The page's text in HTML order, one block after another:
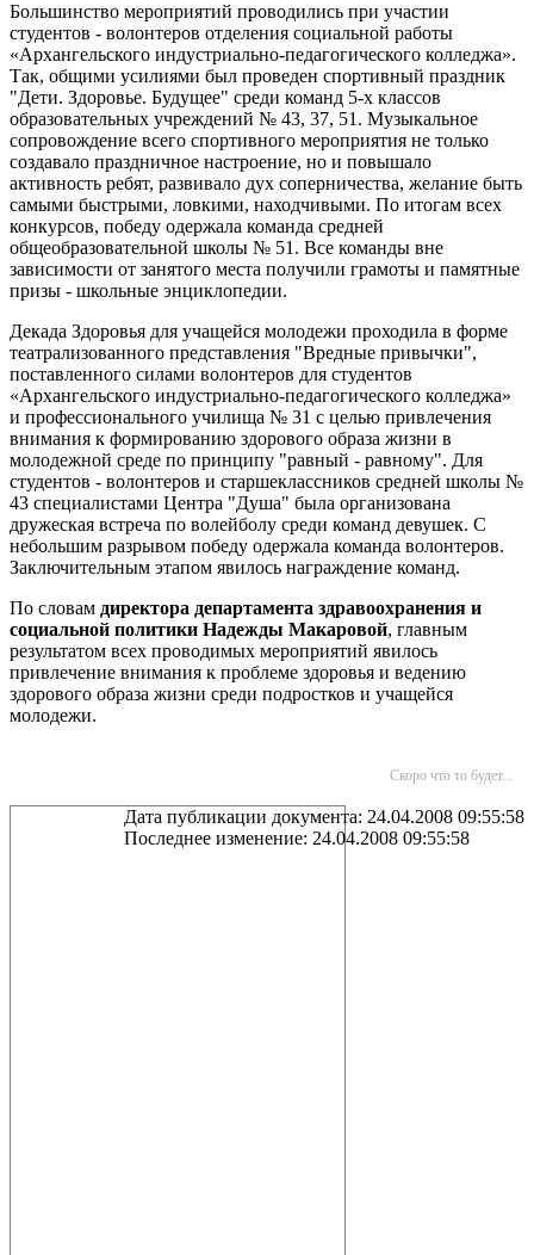
Большинство мероприятий проводились при участии
студентов - волонтеров отделения социальной работы
«Архангельского индустриально-педагогического колледжа».
Так, общими усилиями был проведен спортивный праздник
"Дети. Здоровье. Будущее" среди команд 5-х классов
образовательных учреждений № 43, 37, 51. Музыкальное
сопровождение всего спортивного мероприятия не только
создавало праздничное настроение, но и повышало
активность ребят, развивало дух соперничества, желание быть
самыми быстрыми, ловкими, находчивыми. По итогам всех
конкурсов, победу одержала команда средней
общеобразовательной школы № 51. Все команды вне
зависимости от занятого места получили грамоты и памятные
призы - школьные энциклопедии.
Декада Здоровья для учащейся молодежи проходила в форме
театрализованного представления "Вредные привычки",
поставленного силами волонтеров для студентов
«Архангельского индустриально-педагогического колледжа»
и профессионального училища № 31 с целью привлечения
внимания к формированию здорового образа жизни в
молодежной среде по принципу "равный - равному". Для
студентов - волонтеров и старшеклассников средней школы №
43 специалистами Центра "Душа" была организована
дружеская встреча по волейболу среди команд девушек. С
небольшим разрывом победу одержала команда волонтеров.
Заключительным этапом явилось награждение команд.
По словам директора департамента здравоохранения и
социальной политики Надежды Макаровой, главным
результатом всех проводимых мероприятий явилось
привлечение внимания к проблеме здоровья и ведению
здорового образа жизни среди подростков и учащейся
молодежи.
Скоро что то будет...
Дата публикации документа: 24.04.2008 09:55:58
Последнее изменение: 24.04.2008 09:55:58